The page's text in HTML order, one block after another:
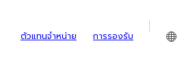
ตัวแทนจำหน่าย การรองรับ